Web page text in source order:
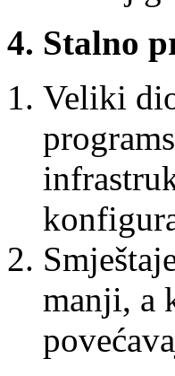
4. Stalno
Veliki
manji, a